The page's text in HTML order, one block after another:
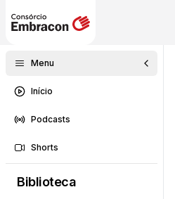
Menu
Início
Podcasts
Shorts
Biblioteca